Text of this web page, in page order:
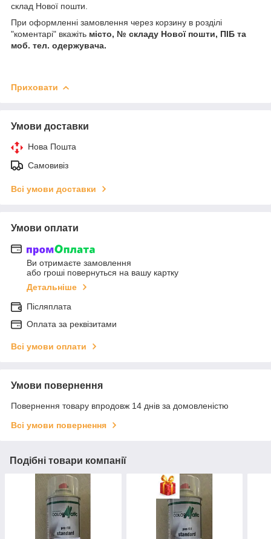
склад Нової пошти.
При оформленні замовлення через корзину в розділі
"коментарі" вкажіть місто, № складу Нової пошти, ПІБ та
моб. тел. одержувача.
Приховати
Умови доставки
Нова Пошта
Самовивіз
Всі умови доставки
Умови оплати
Ви отримаєте замовлення
або гроші повернуться на вашу картку
Детальніше
Післяплата
Оплата за реквізитами
Всі умови оплати
Умови повернення
Повернення товару впродовж 14 днів за домовленістю
Всі умови повернення
Подібні товари компанії